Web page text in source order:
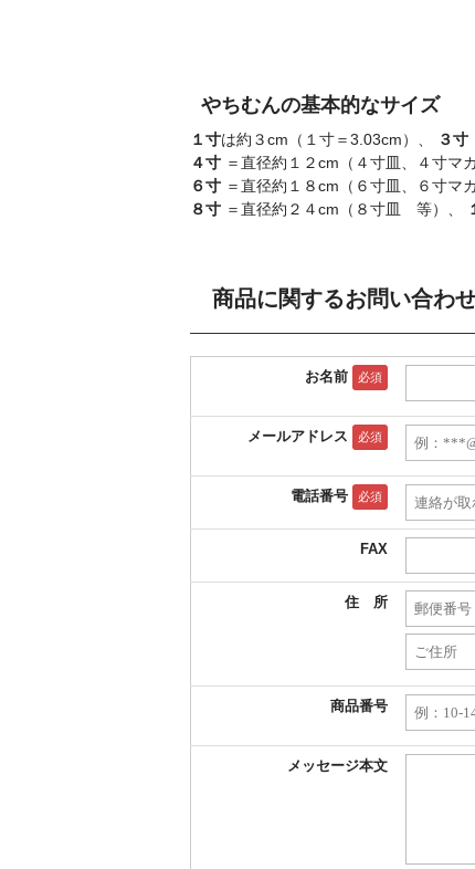
やちむんの基本的なサイズ
１寸は約３cm（１寸＝3.03cm）、 ３寸
４寸 ＝直径約１２cm（４寸皿、４寸マ
６寸 ＝直径約１８cm（６寸皿、６寸
８寸 ＝直径約２４cm（８寸皿 等）、
商品に関するお問い合わ
お名前 必須
メールアドレス 必須
電話番号 必須
FAX
住 所
商品番号
メッセージ本文